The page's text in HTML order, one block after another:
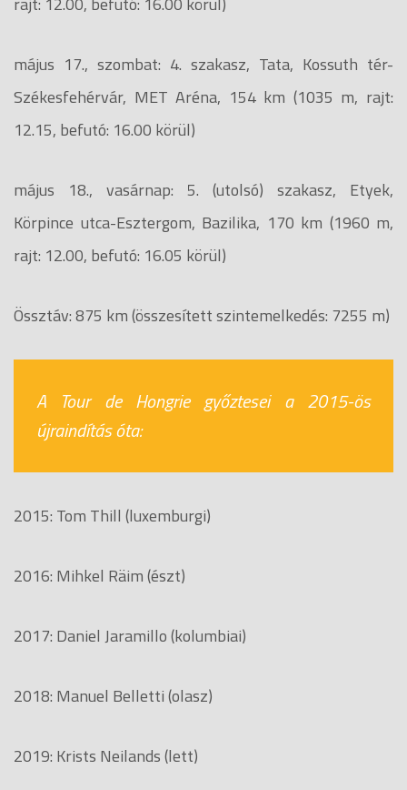
május 17., szombat: 4. szakasz, Tata, Kossuth tér-
Székesfehérvár, MET Aréna, 154 km (1035 m, rajt:
12.15, befutó: 16.00 körül)
május 18., vasárnap: 5. (utolsó) szakasz, Etyek,
Körpince utca-Esztergom, Bazilika, 170 km (1960 m,
rajt: 12.00, befutó: 16.05 körül)
Össztáv: 875 km (összesített szintemelkedés: 7255 m)
A Tour de Hongrie győztesei a 2015-ös
újraindítás óta:
2015: Tom Thill (luxemburgi)
2016: Mihkel Räim (észt)
2017: Daniel Jaramillo (kolumbiai)
2018: Manuel Belletti (olasz)
2019: Krists Neilands (lett)